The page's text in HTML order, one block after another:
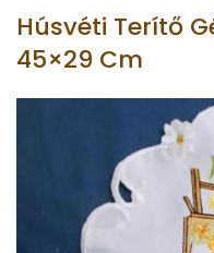
Húsvéti Terítő
45×29 Cm